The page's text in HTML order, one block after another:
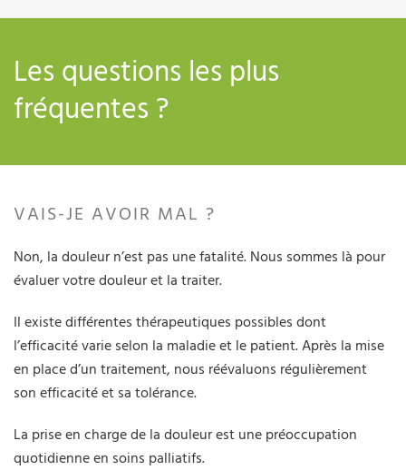
Les questions les plus
fréquentes ?
VAIS-JE AVOIR MAL ?
Non, la douleur n’est pas une fatalité. Nous sommes là pour
évaluer votre douleur et la traiter.
Il existe différentes thérapeutiques possibles dont
l’efficacité varie selon la maladie et le patient. Après la mise
en place d’un traitement, nous réévaluons régulièrement
son efficacité et sa tolérance.
La prise en charge de la douleur est une préoccupation
quotidienne en soins palliatifs.